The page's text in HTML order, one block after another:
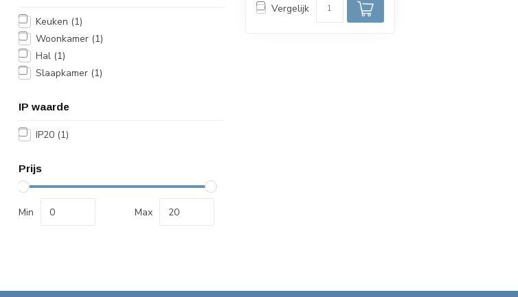
Keuken (1)
Woonkamer (1)
Hal (1)
Slaapkamer (1)
IP waarde
IP20 (1)
Prijs
Min Max
Vergelijk